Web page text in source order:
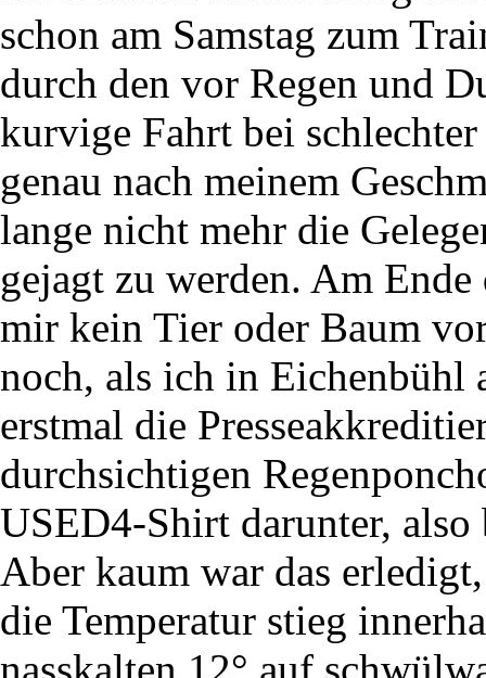
schon am Samstag zum
durch den vor Regen und
kurvige Fahrt bei
genau nach meinem
lange nicht mehr die
gejagt zu werden. Am
mir kein Tier oder Baum
noch, als ich in Eichenbühl
erstmal die
durchsichtigen
USED4-Shirt darunter,
Aber kaum war das
die Temperatur stieg
nasskalten 12° auf